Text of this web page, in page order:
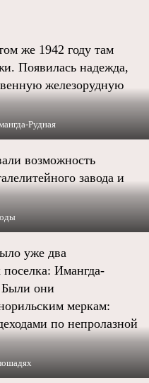
же 1942 году там
Появилась надежда,
железорудную
Рудная
возможность
завода и
уже два
Имангда-
Были они
меркам:
по непролазной